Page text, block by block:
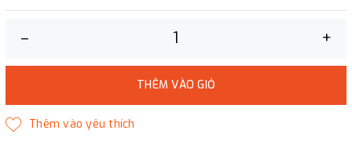
– +
THÊM VÀO GIỎ